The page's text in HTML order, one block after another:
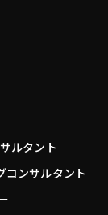
ルタント
コンサルタント